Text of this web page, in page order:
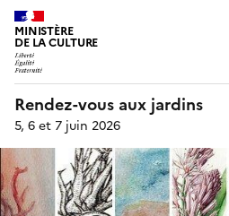
MINISTÈRE
DE LA CULTURE
Rendez-vous aux jardins
5, 6 et 7 juin 2026